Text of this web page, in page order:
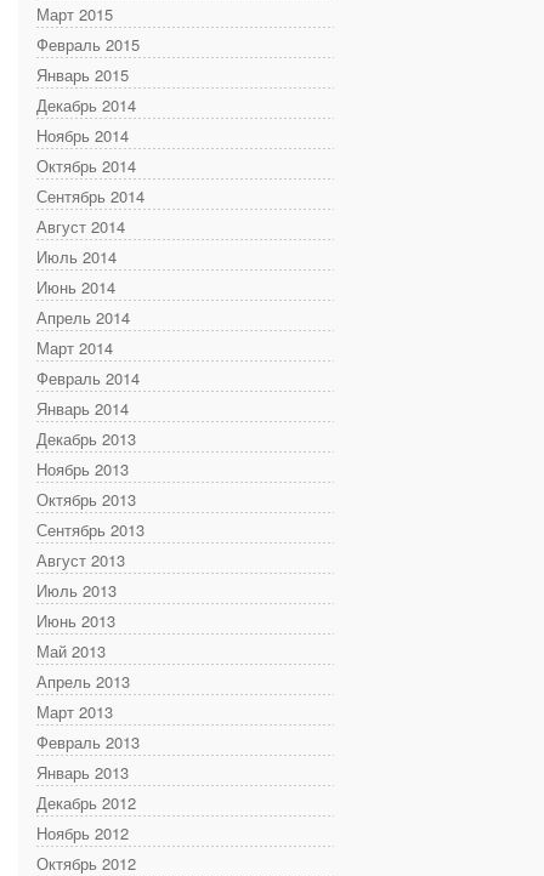
Март 2015
Февраль 2015
Январь 2015
Декабрь 2014
Ноябрь 2014
Октябрь 2014
Сентябрь 2014
Август 2014
Июль 2014
Июнь 2014
Апрель 2014
Март 2014
Февраль 2014
Январь 2014
Декабрь 2013
Ноябрь 2013
Октябрь 2013
Сентябрь 2013
Август 2013
Июль 2013
Июнь 2013
Май 2013
Апрель 2013
Март 2013
Февраль 2013
Январь 2013
Декабрь 2012
Ноябрь 2012
Октябрь 2012